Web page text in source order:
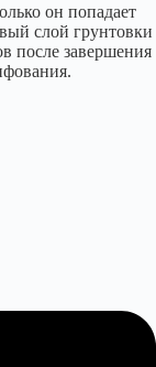
он попадает
слой грунтовки
после завершения